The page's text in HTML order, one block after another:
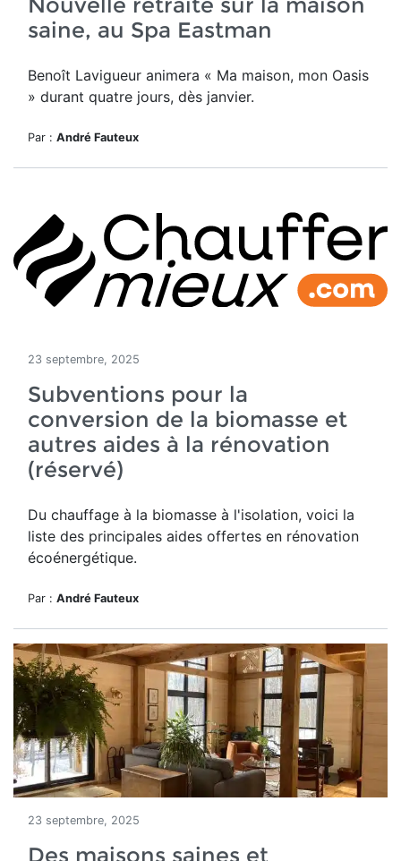
saine, au Spa Eastman
Benoît Lavigueur animera « Ma maison, mon Oasis
» durant quatre jours, dès janvier.
Par : André Fauteux
23 septembre, 2025
Subventions pour la
conversion de la biomasse et
autres aides à la rénovation
(réservé)
Du chauffage à la biomasse à l'isolation, voici la
liste des principales aides offertes en rénovation
écoénergétique.
Par : André Fauteux
23 septembre, 2025
Des maisons saines et